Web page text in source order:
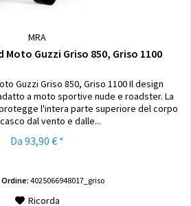
MRA
Moto Guzzi Griso 850, Griso 1100
Guzzi Griso 850, Griso 1100 Il design
a moto sportive nude e roadster. La
l'intera parte superiore del corpo
dal vento e dalle...
Da 93,90 € *
Ordine:4025066948017_griso
Ricorda